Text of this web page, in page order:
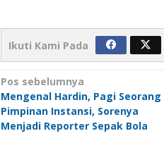
Ikuti Kami Pada
Navigasi
pos
Pos sebelumnya
Mengenal Hardin, Pagi Seorang
Pimpinan Instansi, Sorenya
Menjadi Reporter Sepak Bola